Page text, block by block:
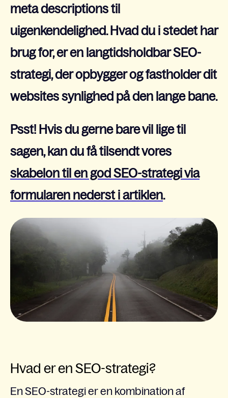
meta descriptions til
uigenkendelighed. Hvad du i stedet har
brug for, er en langtidsholdbar SEO-
strategi, der opbygger og fastholder dit
websites synlighed på den lange bane.
Psst! Hvis du gerne bare vil lige til
sagen, kan du få tilsendt vores
skabelon til en god SEO-strategi via
formularen nederst i artiklen.
Hvad er en SEO-strategi?
En SEO-strategi er en kombination af